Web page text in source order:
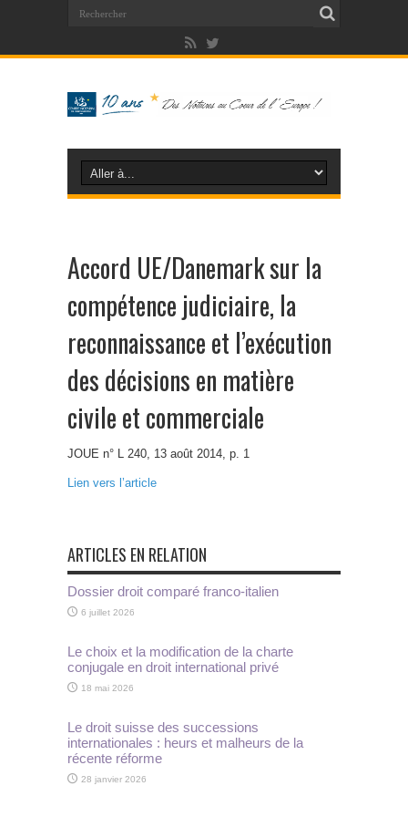
Accord UE/Danemark sur la
compétence judiciaire, la
reconnaissance et l’exécution
des décisions en matière
civile et commerciale
JOUE n° L 240, 13 août 2014, p. 1
Lien vers l’article
ARTICLES EN RELATION
Dossier droit comparé franco-italien
6 juillet 2026
Le choix et la modification de la charte
conjugale en droit international privé
18 mai 2026
Le droit suisse des successions
internationales : heurs et malheurs de la
récente réforme
28 janvier 2026